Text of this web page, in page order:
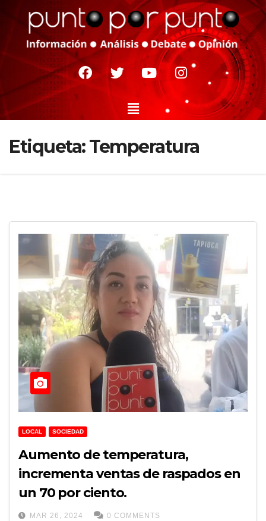
Etiqueta:Temperatura
LOCAL SOCIEDAD
Aumento de temperatura,
incrementa ventas de raspados en
un 70 por ciento.
MAR 26, 2024 0 COMMENTS